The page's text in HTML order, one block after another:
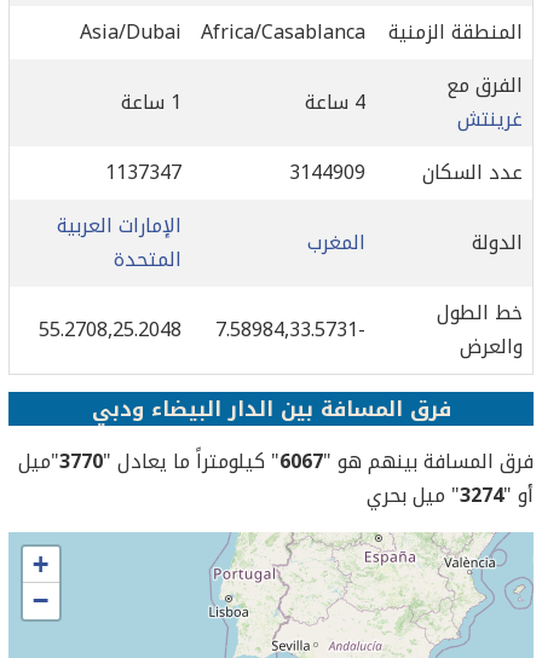
المنطقة الزمنية
Africa/Casablanca
Asia/Dubai
الفرق مع
غرينتش
4 ساعة
1 ساعة
عدد السكان
3144909
1137347
الدولة
المغرب
الإمارات العربية
المتحدة
خط الطول
والعرض
-7.58984,33.5731
55.2708,25.2048
فرق المسافة بين الدار البيضاء ودبي
فرق المسافة بينهم هو "6067" كيلومتراً ما يعادل "3770"ميل
أو "3274" ميل بحري
+
−